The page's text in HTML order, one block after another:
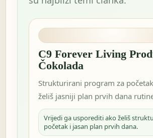
C9 Forever Living
Čokolada
Strukturirani program za
želiš jasniji plan prvih dana
Vrijedi ga usporediti ako želiš
početak i jasan plan prvih dana.